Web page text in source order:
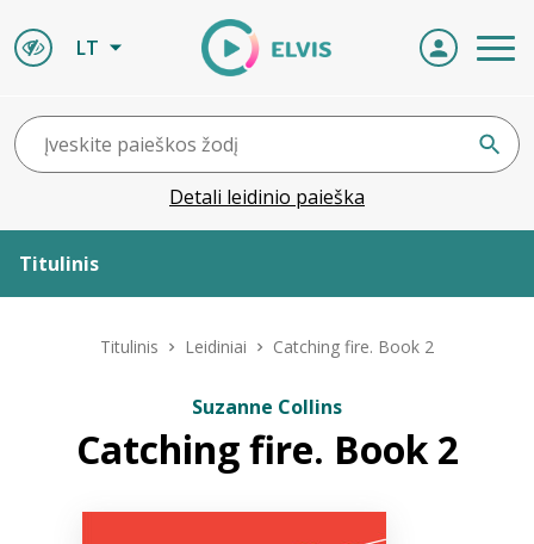
LT
Detali leidinio paieška
Titulinis
ELVIS atvyksta
Titulinis Leidiniai Catching fire. Book 2
Suzanne Collins
Catching fire. Book 2